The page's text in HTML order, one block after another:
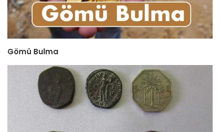
Gömü Bulma